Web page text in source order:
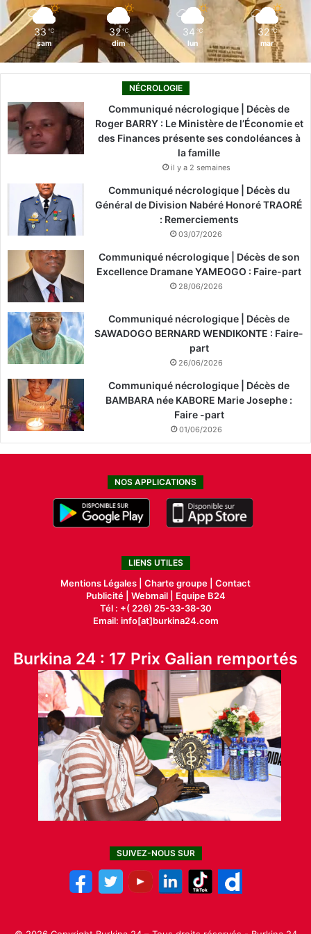
33 ℃
sam
32 ℃
dim
34 ℃
lun
32 ℃
mar
NÉCROLOGIE
Communiqué nécrologique | Décès de
Roger BARRY : Le Ministère de l’Économie et
des Finances présente ses condoléances à
la famille
il y a 2 semaines
Communiqué nécrologique | Décès du
Général de Division Nabéré Honoré TRAORÉ
: Remerciements
03/07/2026
Communiqué nécrologique | Décès de son
Excellence Dramane YAMEOGO : Faire-part
28/06/2026
Communiqué nécrologique | Décès de
SAWADOGO BERNARD WENDIKONTE : Faire-
part
26/06/2026
Communiqué nécrologique | Décès de
BAMBARA née KABORE Marie Josephe :
Faire -part
01/06/2026
NOS APPLICATIONS
LIENS UTILES
Mentions Légales | Charte groupe | Contact
Publicité| Webmail |
Equipe B24
Tél : +( 226) 25-33-38-30
Email: info[at]burkina24.com
Burkina 24 : 17 Prix Galian remportés
SUIVEZ-NOUS SUR